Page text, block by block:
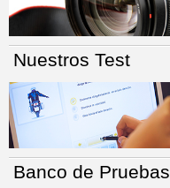
Nuestros Test
Banco de Pruebas